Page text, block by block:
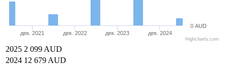
дек. 2021 дек. 2022 дек. 2023 дек. 2024
0 AUD
Highcharts.com
2025 2 099 AUD
2024 12 679 AUD